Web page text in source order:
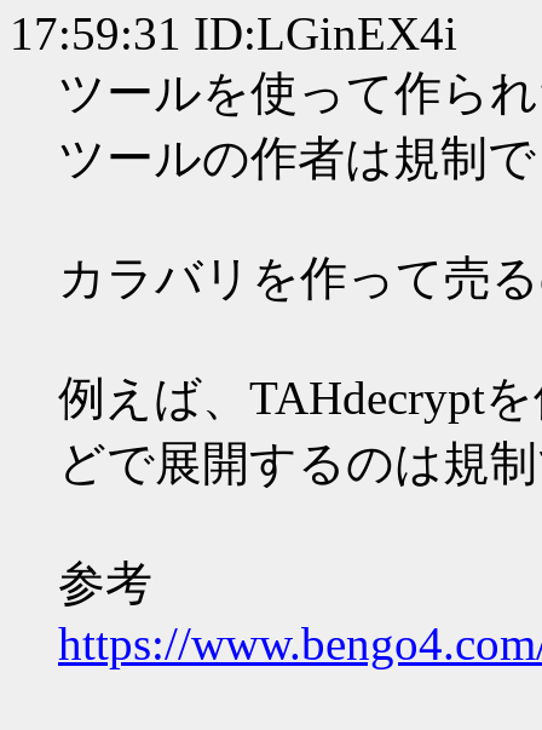
17:59:31 ID:LGinEX4i
ツールを使って作ら
ツールの作者は規制
カラバリを作って売
例えば、TAHdecrypt
どで展開するのは規
参考
https://